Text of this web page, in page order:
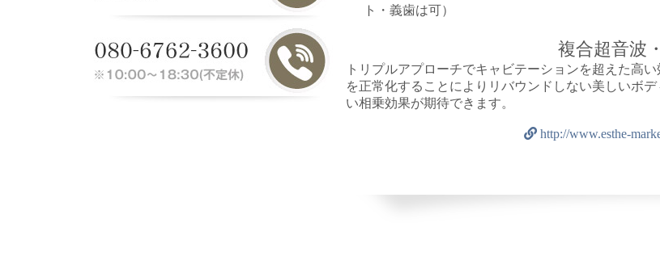
ト・義歯は可）
複合超音波
トリプルアプローチでキャビテーションを超えた高
を正常化することによりリバウンドしない美しいボ
い相乗効果が期待できます。
http://www.esthe-